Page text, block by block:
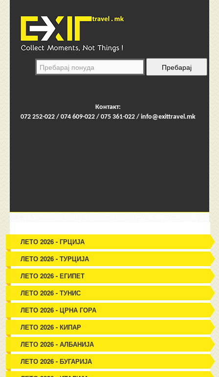
Контакт:
072 252-022 / 074 609-022 / 075 361-022 / info@exittravel.mk
ЛЕТО 2026 - ГРЦИЈА
ЛЕТО 2026 - ТУРЦИЈА
ЛЕТО 2026 - ЕГИПЕТ
ЛЕТО 2026 - ТУНИС
ЛЕТО 2026 - ЦРНА ГОРА
ЛЕТО 2026 - КИПАР
ЛЕТО 2026 - АЛБАНИЈА
ЛЕТО 2026 - БУГАРИЈА